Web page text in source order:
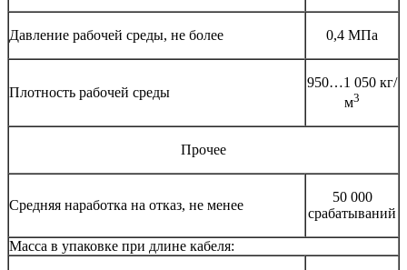
Давление рабочей среды, не более 0,4 МПа
Плотность рабочей среды
950…1 050 кг/
м3
Прочее
Средняя наработка на отказ, не менее
50 000
срабатываний
Масса в упаковке при длине кабеля: